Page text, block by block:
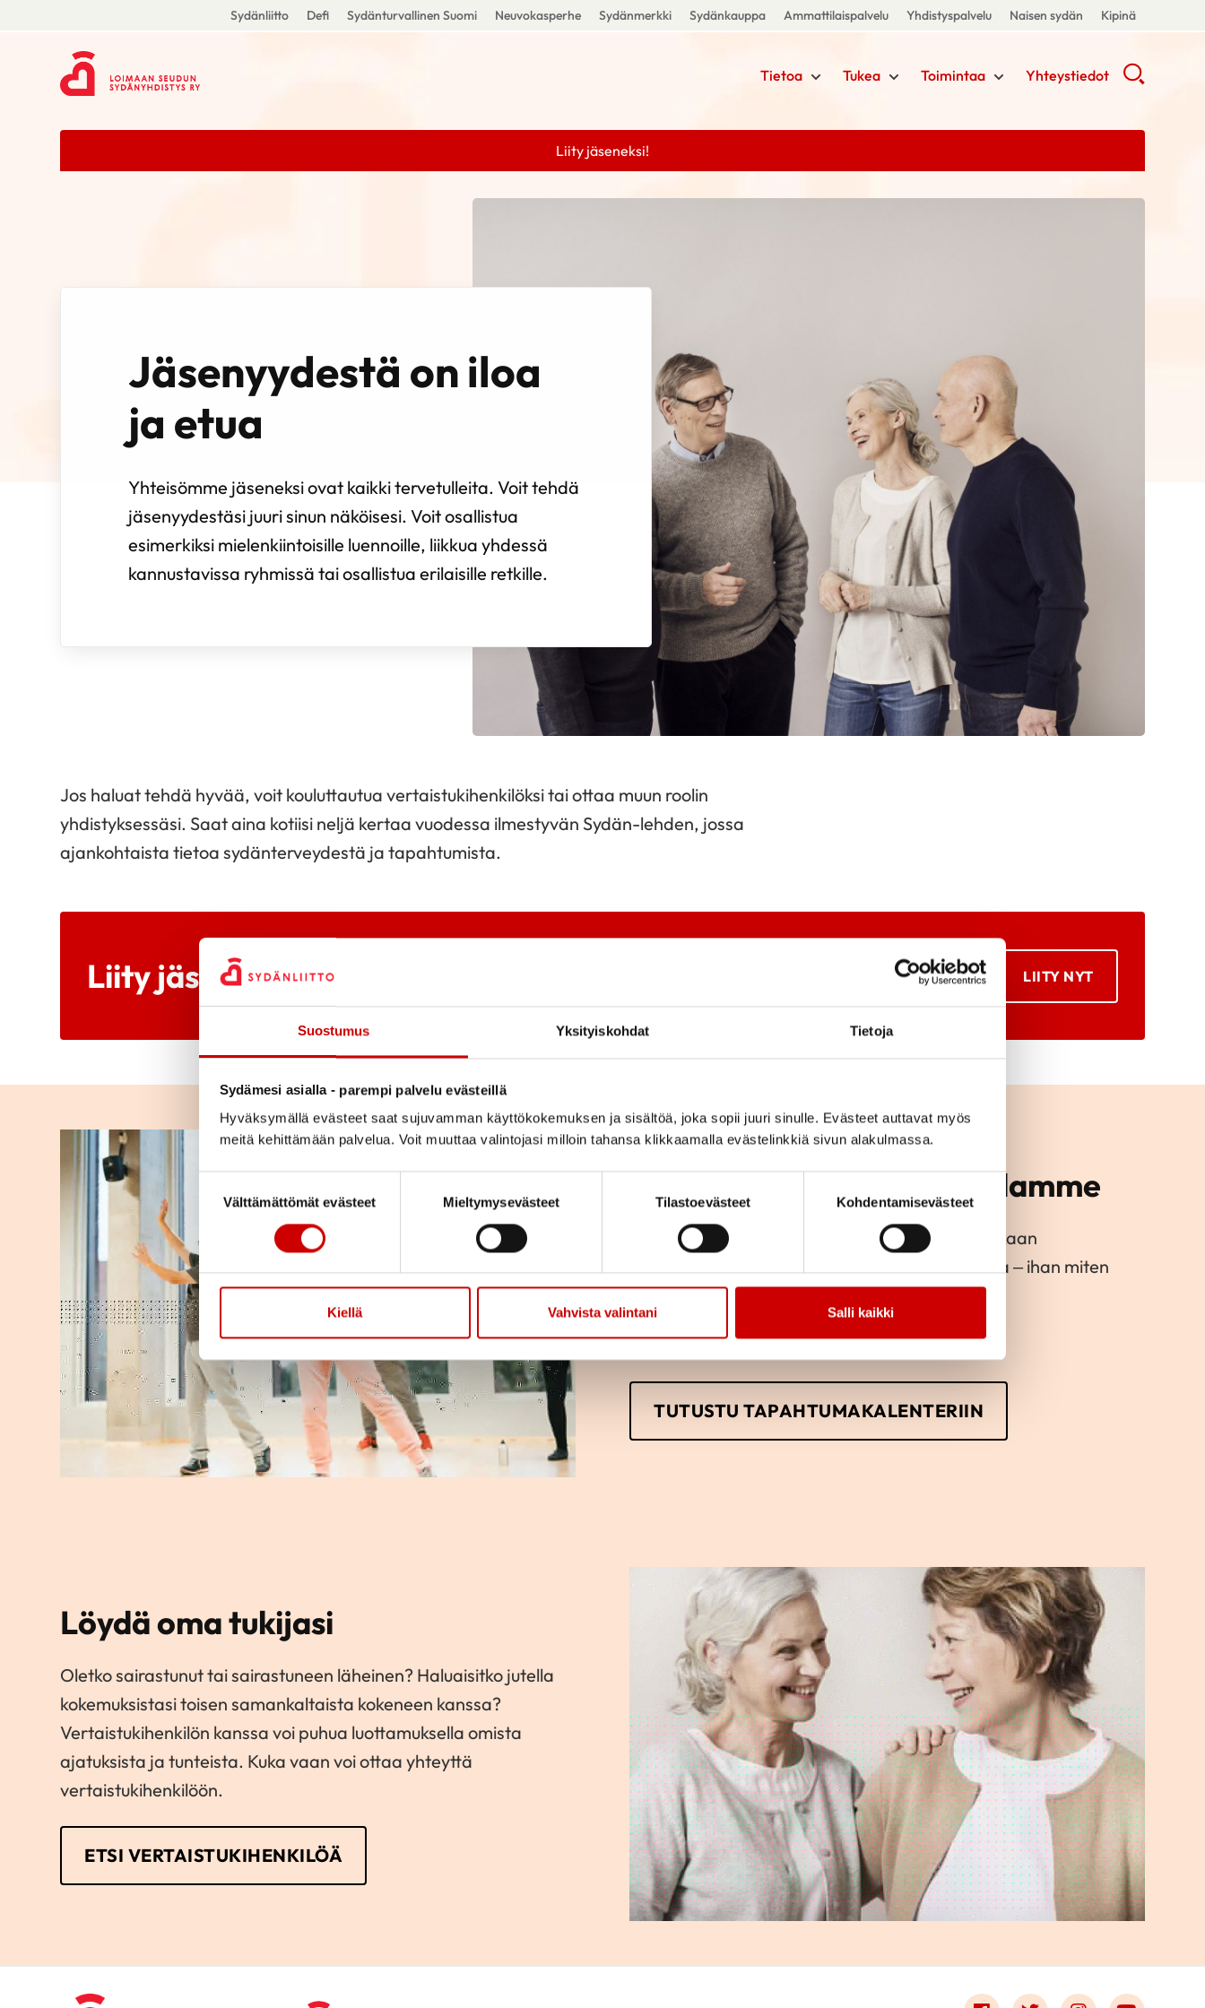
Suostumus Yksityiskohdat Tietoja
Sydämesi asialla - parempi palvelu evästeillä
Hyväksymällä evästeet saat sujuvamman käyttökokemuksen ja sisältöä, joka sopii juuri sinulle. Evästeet auttavat myös
meitä kehittämään palvelua. Voit muuttaa valintojasi milloin tahansa klikkaamalla evästelinkkiä sivun alakulmassa.
Välttämättömät evästeet
Mieltymysevästeet Tilastoevästeet Kohdentamisevästeet
Kiellä Vahvista valintani Salli kaikki
Sydänliitto Defi Sydänturvallinen Suomi Neuvokasperhe Sydänmerkki Sydänkauppa Ammattilaispalvelu Yhdistyspalvelu Naisen sydän Kipinä
Tietoa Tukea Toimintaa Yhteystiedot
Liity jäseneksi!
Jäsenyydestä on iloa
ja etua
Yhteisömme jäseneksi ovat kaikki tervetulleita. Voit tehdä
jäsenyydestäsi juuri sinun näköisesi. Voit osallistua
esimerkiksi mielenkiintoisille luennoille, liikkua yhdessä
kannustavissa ryhmissä tai osallistua erilaisille retkille.
Jos haluat tehdä hyvää, voit kouluttautua vertaistukihenkilöksi tai ottaa muun roolin
yhdistyksessäsi. Saat aina kotiisi neljä kertaa vuodessa ilmestyvän Sydän-lehden, jossa
ajankohtaista tietoa sydänterveydestä ja tapahtumista.
Liity jäseneksi LIITY NYT
Tutustu toimintaan alueellamme
Tutustu yhdistyksemme toimintaan ja lähde mukaan
osallistumaan tai vaikka järjestämään toimintaa – ihan miten
vain itse haluat.
TUTUSTU TAPAHTUMAKALENTERIIN
Löydä oma tukijasi
Oletko sairastunut tai sairastuneen läheinen? Haluaisitko jutella
kokemuksistasi toisen samankaltaista kokeneen kanssa?
Vertaistukihenkilön kanssa voi puhua luottamuksella omista
ajatuksista ja tunteista. Kuka vaan voi ottaa yhteyttä
vertaistukihenkilöön.
ETSI VERTAISTUKIHENKILÖÄ